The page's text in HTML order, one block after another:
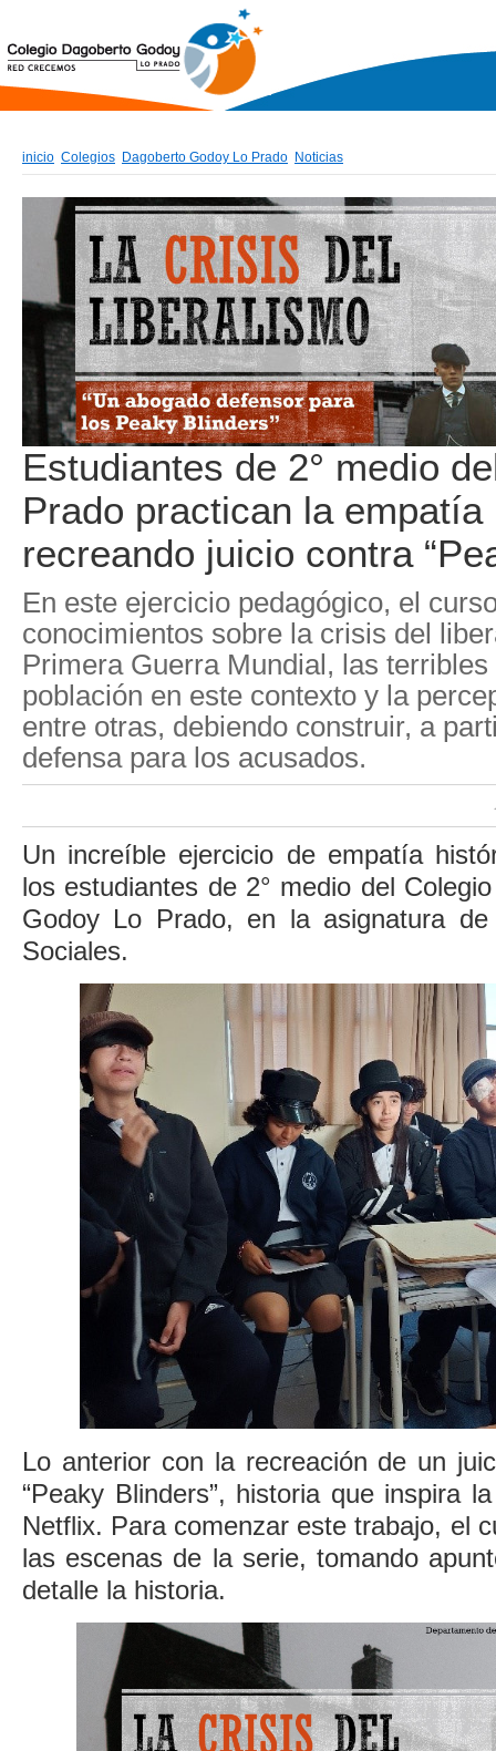
inicio Colegios Dagoberto Godoy Lo Prado Noticias
Estudiantes de 2° medio
Prado practican la empatía
recreando juicio contra
En este ejercicio pedagógico, el
conocimientos sobre la crisis del
Primera Guerra Mundial, las
población en este contexto y la
entre otras, debiendo construir, a
defensa para los acusados.
Un increíble ejercicio de empatía
los estudiantes de 2° medio del
Godoy Lo Prado, en la asignatura
Sociales.
Lo anterior con la recreación de un
“Peaky Blinders”, historia que inspira
Netflix. Para comenzar este trabajo, el
las escenas de la serie, tomando
detalle la historia.